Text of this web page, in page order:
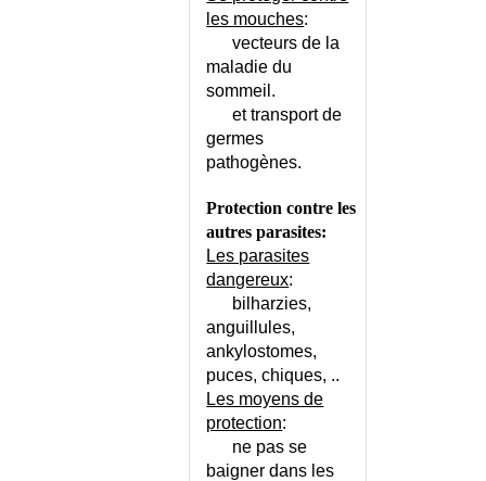
les mouches:
vecteurs de la
maladie du
sommeil.
et transport de
germes
pathogènes.
Protection contre les
autres parasites:
Les parasites
dangereux:
bilharzies,
anguillules,
ankylostomes,
puces, chiques, ..
Les moyens de
protection:
ne pas se
baigner dans les